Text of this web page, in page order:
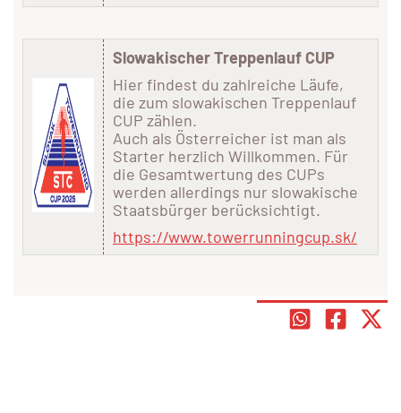
Slowakischer Treppenlauf CUP
Hier findest du zahlreiche Läufe,
die zum slowakischen Treppenlauf
CUP zählen.
Auch als Österreicher ist man als
Starter herzlich Willkommen. Für
die Gesamtwertung des CUPs
werden allerdings nur slowakische
Staatsbürger berücksichtigt.
https://www.towerrunningcup.sk/